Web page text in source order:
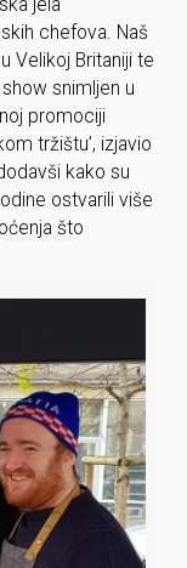
jela
chefova. Naš
Velikoj Britaniji te
snimljen u
promociji
tržištu’, izjavio
kako su
ostvarili više
što